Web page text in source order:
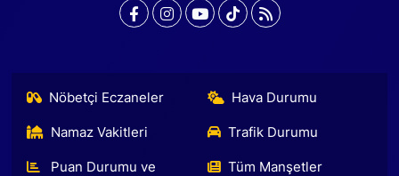
Nöbetçi Eczaneler Hava Durumu
Namaz Vakitleri Trafik Durumu
Puan Durumu ve Tüm Manşetler